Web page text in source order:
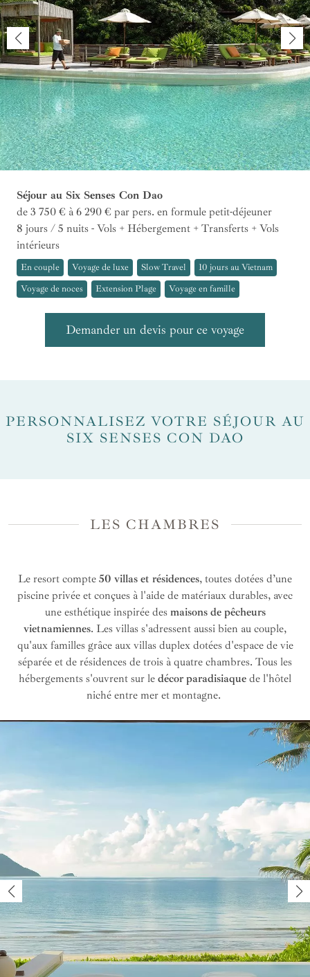
Séjour au Six Senses Con Dao
de 3 750 € à 6 290 € par pers. en formule petit-déjeuner
8 jours / 5 nuits - Vols + Hébergement + Transferts + Vols
intérieurs
En couple Voyage de luxe Slow Travel
10 jours au Vietnam
Voyage de noces
Extension Plage Voyage en famille
Demander un devis pour ce voyage
PERSONNALISEZ VOTRE SÉJOUR AU
SIX SENSES CON DAO
LES CHAMBRES
Le resort compte 50 villas et résidences, toutes dotées d’une
piscine privée et conçues à l'aide de matériaux durables, avec
une esthétique inspirée des maisons de pêcheurs
vietnamiennes. Les villas s'adressent aussi bien au couple,
qu'aux familles grâce aux villas duplex dotées d'espace de vie
séparée et de résidences de trois à quatre chambres. Tous les
hébergements s'ouvrent sur le décor paradisiaque de l'hôtel
niché entre mer et montagne.